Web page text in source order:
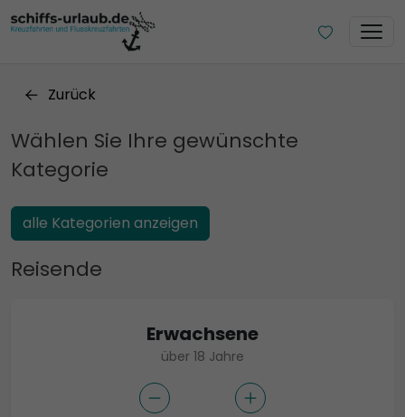
Zurück
Wählen Sie Ihre gewünschte
Kategorie
alle Kategorien anzeigen
Reisende
Erwachsene
über 18 Jahre